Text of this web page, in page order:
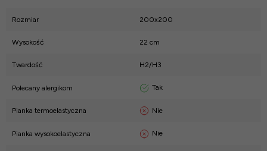
Rozmiar 200x200
Wysokość 22 cm
Twardość H2/H3
Polecany alergikom Tak
Pianka termoelastyczna Nie
Pianka wysokoelastyczna Nie